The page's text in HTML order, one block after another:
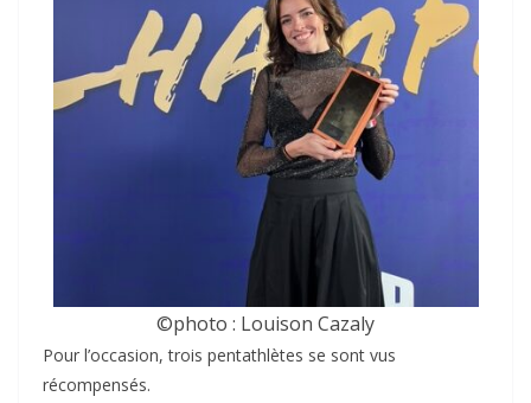
©photo : Louison Cazaly
Pour l’occasion, trois pentathlètes se sont vus
récompensés.